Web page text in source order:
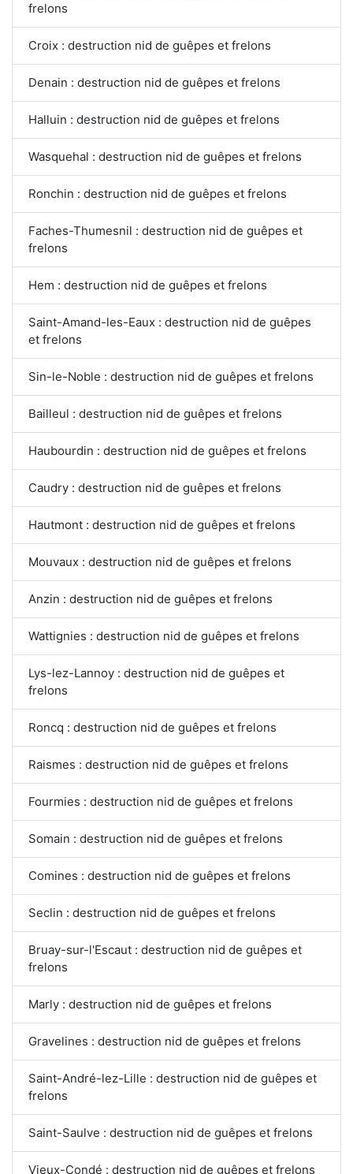
frelons
Croix : destruction nid de guêpes et frelons
Denain : destruction nid de guêpes et frelons
Halluin : destruction nid de guêpes et frelons
Wasquehal : destruction nid de guêpes et frelons
Ronchin : destruction nid de guêpes et frelons
Faches-Thumesnil : destruction nid de guêpes et
frelons
Hem : destruction nid de guêpes et frelons
Saint-Amand-les-Eaux : destruction nid de guêpes
et frelons
Sin-le-Noble : destruction nid de guêpes et frelons
Bailleul : destruction nid de guêpes et frelons
Haubourdin : destruction nid de guêpes et frelons
Caudry : destruction nid de guêpes et frelons
Hautmont : destruction nid de guêpes et frelons
Mouvaux : destruction nid de guêpes et frelons
Anzin : destruction nid de guêpes et frelons
Wattignies : destruction nid de guêpes et frelons
Lys-lez-Lannoy : destruction nid de guêpes et
frelons
Roncq : destruction nid de guêpes et frelons
Raismes : destruction nid de guêpes et frelons
Fourmies : destruction nid de guêpes et frelons
Somain : destruction nid de guêpes et frelons
Comines : destruction nid de guêpes et frelons
Seclin : destruction nid de guêpes et frelons
Bruay-sur-l'Escaut : destruction nid de guêpes et
frelons
Marly : destruction nid de guêpes et frelons
Gravelines : destruction nid de guêpes et frelons
Saint-André-lez-Lille : destruction nid de guêpes et
frelons
Saint-Saulve : destruction nid de guêpes et frelons
Vieux-Condé : destruction nid de guêpes et frelons